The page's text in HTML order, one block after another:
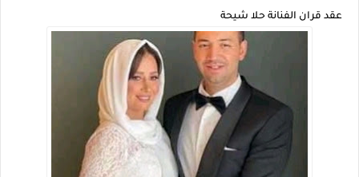
عقد قران الفنانة حلا شيحة